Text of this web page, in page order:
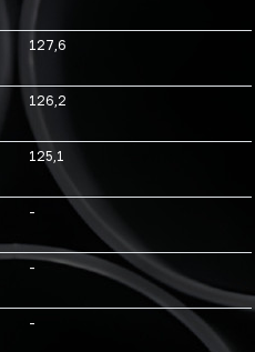
127,6
126,2
125,1
-
-
-